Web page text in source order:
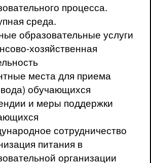
процесса.
среда.
образовательные услуги
хозяйственная
места для приема
обучающихся
и меры поддержки
сотрудничество
питания в
организации